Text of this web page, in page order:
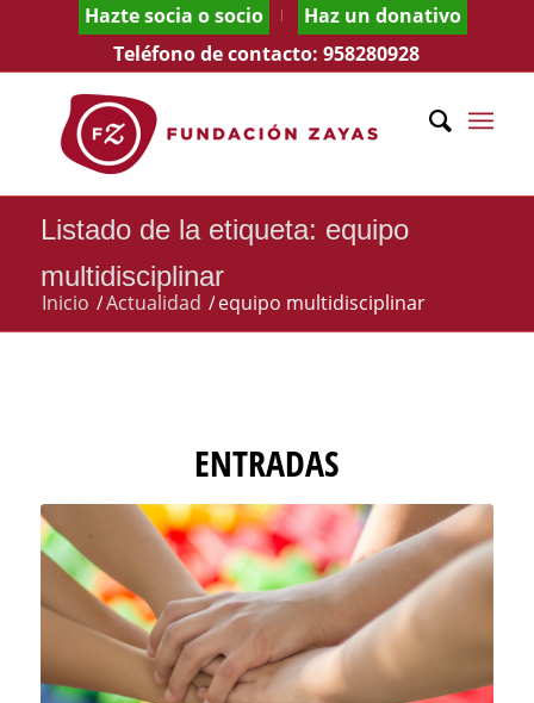
Hazte socia o socio
Haz un donativo
Teléfono de contacto:958280928
Listado de la etiqueta: equipo
multidisciplinar
Inicio /Actualidad /equipo multidisciplinar
ENTRADAS